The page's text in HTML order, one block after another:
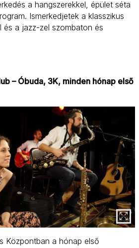
a hangszerekkel, épület séta
Ismerkedjetek a klasszikus
és a jazz-zel szombaton és
– Óbuda, 3K, minden hónap első
Központban a hónap első